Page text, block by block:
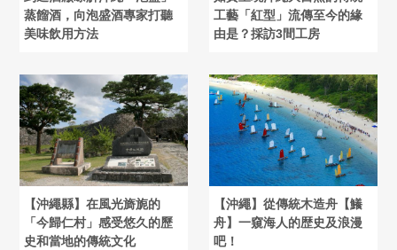
蒸餾酒，向泡盛酒專家打聽
美味飲用方法
工藝「紅型」流傳至今的緣
由是？採訪3間工房
【沖繩縣】在風光旖旎的
「今歸仁村」感受悠久的歷
史和當地的傳統文化
【沖繩】從傳統木造舟【鱶
舟】一窺海人的歴史及浪漫
吧！